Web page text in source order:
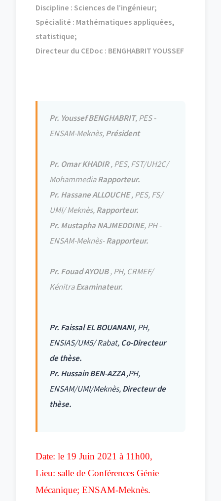
Discipline : Sciences de l’ingénieur;
Spécialité : Mathématiques appliquées,
statistique;
Directeur du CEDoc : BENGHABRIT YOUSSEF
Pr. Youssef BENGHABRIT, PES -
ENSAM-Meknès,Président
Pr. Omar KHADIR, PES, FST/UH2C/
MohammediaRapporteur.
Pr. Hassane ALLOUCHE, PES, FS/
UMI/ Meknès,Rapporteur.
Pr. Mustapha NAJMEDDINE, PH -
ENSAM-Meknès-Rapporteur.
Pr. Fouad AYOUB, PH, CRMEF/
KénitraExaminateur.
Pr. Faissal EL BOUANANI, PH,
ENSIAS/UM5/ Rabat, Co-Directeur
de thèse.
Pr. Hussain BEN-AZZA,PH,
ENSAM/UMI/Meknès,Directeur de
thèse.
Date: le 19 Juin 2021 à 11h00,
Lieu: salle de Conférences Génie
Mécanique; ENSAM-Meknès.